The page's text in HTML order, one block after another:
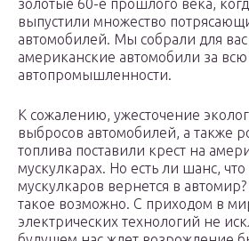
золотые 60-е прошлого века,
выпустили множество
автомобилей. Мы собрали для
американские автомобили за
автопромышленности.
К сожалению, ужесточение
выбросов автомобилей, а также
топлива поставили крест на
мускулкарах. Но есть ли шанс,
мускулкаров вернется в
такое возможно. С приходом в
электрических технологий не